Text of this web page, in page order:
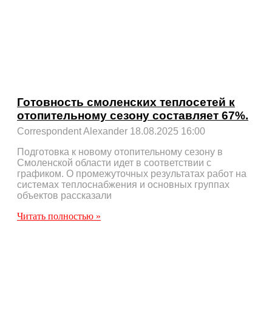
Готовность смоленских теплосетей к
отопительному сезону составляет 67%.
Correspondent Alexander 18.08.2025 16:00
Подготовка к новому отопительному сезону в
Смоленской области идет в соответствии с
графиком. О промежуточных результатах работ на
системах теплоснабжения и основных группах
объектов рассказали
Читать полностью »